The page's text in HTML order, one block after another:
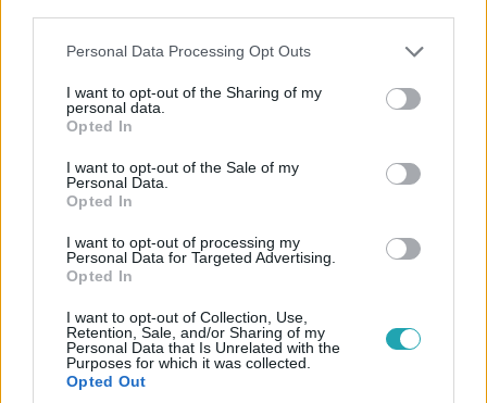
Please note that this website/app uses one or more Google
not limited to your visit or usage behaviour. You may click to
grant or deny consent to Google and its third-party tags to
use your data for below specified purposes in below Google
consent section.
Personal Data Processing Opt Outs
I want to opt-out of the Sharing of my
personal data.
Opted In
I want to opt-out of the Sale of my
Personal Data.
Opted In
I want to opt-out of processing my
Personal Data for Targeted Advertising.
Opted In
I want to opt-out of Collection, Use,
Retention, Sale, and/or Sharing of my
Personal Data that Is Unrelated with the
Purposes for which it was collected.
Opted Out
Kultúra
2023. november 17. 5:01